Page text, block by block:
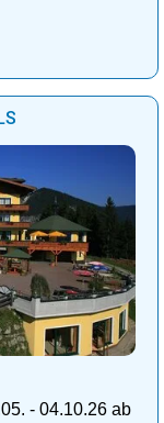
- 04.10.26 ab